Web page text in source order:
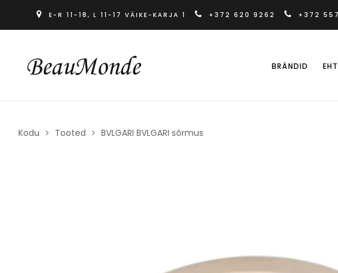
E-R 11-18, L 11-17 VÄIKE-KARJA 1 +372 620 9262 +372
BRÄNDID
Kodu Tooted BVLGARI BVLGARI sõrmus